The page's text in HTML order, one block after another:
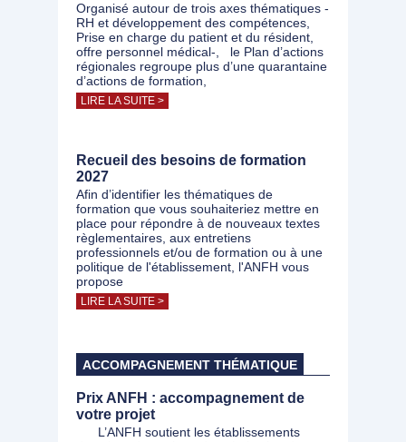
Organisé autour de trois axes thématiques -
RH et développement des compétences,
Prise en charge du patient et du résident,
offre personnel médical-, le Plan d’actions
régionales regroupe plus d’une quarantaine
d’actions de formation,
LIRE LA SUITE >
Recueil des besoins de formation
2027
Afin d’identifier les thématiques de
formation que vous souhaiteriez mettre en
place pour répondre à de nouveaux textes
règlementaires, aux entretiens
professionnels et/ou de formation ou à une
politique de l'établissement, l'ANFH vous
propose
LIRE LA SUITE >
ACCOMPAGNEMENT THÉMATIQUE
Prix ANFH : accompagnement de
votre projet
L’ANFH soutient les établissements